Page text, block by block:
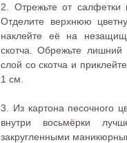
2. Отрежьте от
Отделите верхнюю
наклейте её на
скотча. Обрежьте
слой со скотча и
1 см.
3. Из картона песочного
внутри восьмёрки
закругленными